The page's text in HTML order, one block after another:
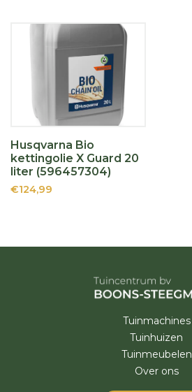
Husqvarna Bio
kettingolie X Guard 20
liter (596457304)
€124,99
Tuinmachines
Tuinhuizen
Tuinmeubelen
Over ons